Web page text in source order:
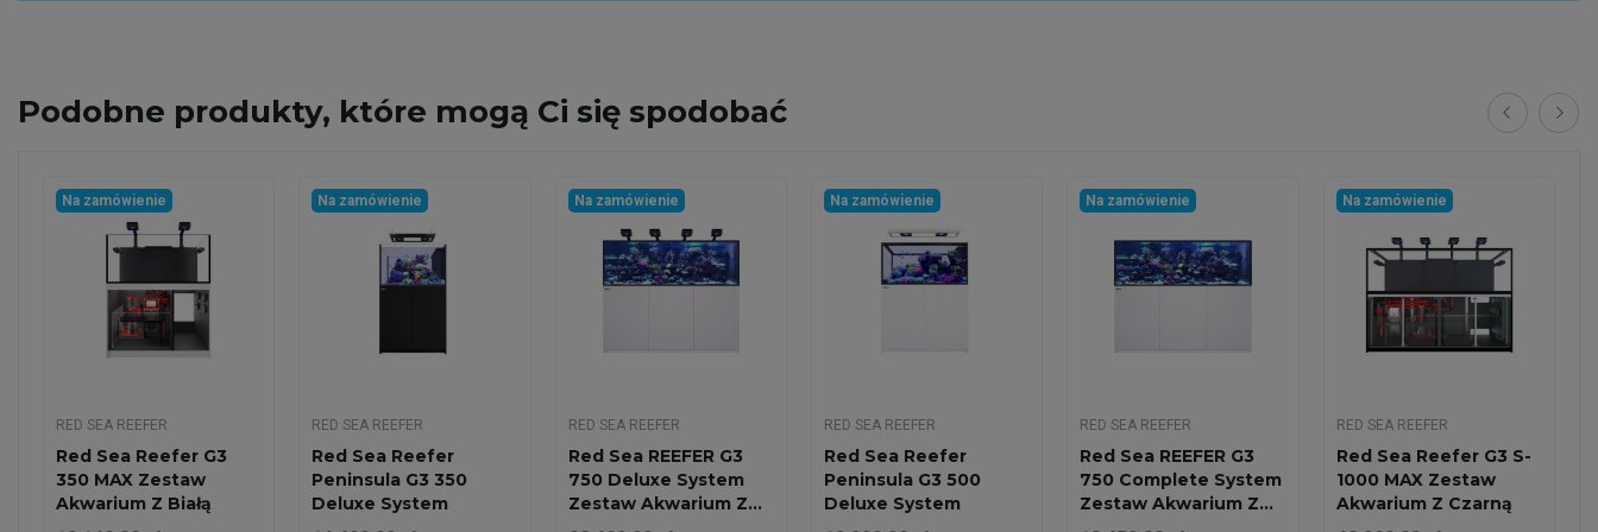
Podobne produkty, które mogą Ci się spodobać
Na zamówienie
RED SEA REEFER
Red Sea Reefer G3
350 MAX Zestaw
Akwarium Z Białą
Szafką
Na zamówienie
RED SEA REEFER
Red Sea Reefer
Peninsula G3 350
Deluxe System
Zestaw...
Na zamówienie
RED SEA REEFER
Red Sea REEFER G3
750 Deluxe System
Zestaw Akwarium Z...
Na zamówienie
RED SEA REEFER
Red Sea Reefer
Peninsula G3 500
Deluxe System
Zestaw...
Na zamówienie
RED SEA REEFER
Red Sea REEFER G3
750 Complete System
Zestaw Akwarium Z...
Na zamówienie
RED SEA REEFER
Red Sea Reefer G3 S-
1000 MAX Zestaw
Akwarium Z Czarną
Szafką